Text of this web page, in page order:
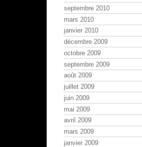
septembre 2010
mars 2010
janvier 2010
décembre 2009
octobre 2009
septembre 2009
août 2009
juillet 2009
juin 2009
mai 2009
avril 2009
mars 2009
janvier 2009